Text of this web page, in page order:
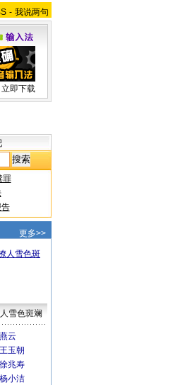
- 我说两句
立即下载
罪
更多>>
雪色斑斓
燕云
王玉朝
徐兆寿
杨小洁